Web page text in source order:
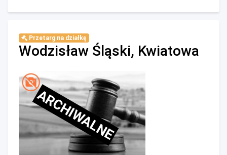
Przetarg na działkę
Wodzisław Śląski, Kwiatowa
ARCHIWALNE